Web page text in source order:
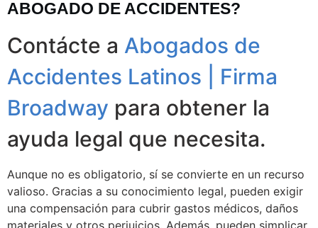
ABOGADO DE ACCIDENTES?
Contácte a Abogados de
Accidentes Latinos | Firma
Broadway para obtener la
ayuda legal que necesita.
Aunque no es obligatorio, sí se convierte en un recurso
valioso. Gracias a su conocimiento legal, pueden exigir
una compensación para cubrir gastos médicos, daños
materiales y otros perjuicios. Además, pueden simplicar